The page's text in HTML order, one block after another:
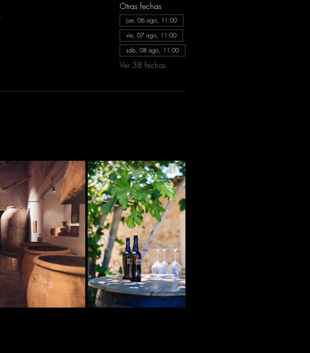
Otras fechas
jue, 06 ago, 11:00
vie, 07 ago, 11:00
sáb, 08 ago, 11:00
Ver 38 fechas